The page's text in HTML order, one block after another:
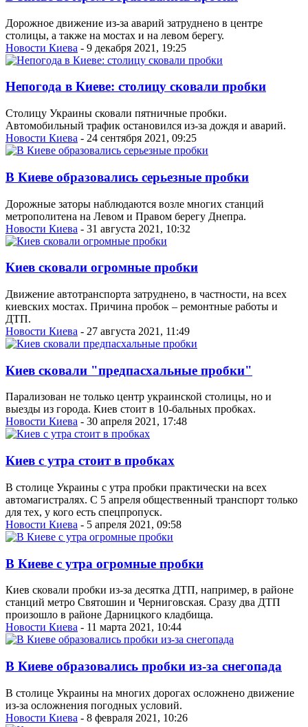
Дорожное движение из-за аварий затруднено в центре
столицы, а также на мостах и на левом берегу.
Новости Киева - 9 декабря 2021, 19:25
Непогода в Киеве: столицу сковали пробки
Столицу Украины сковали пятничные пробки.
Автомобильный трафик остановился из-за дождя и аварий.
Новости Киева - 24 сентября 2021, 09:25
В Киеве образовались серьезные пробки
Дорожные заторы наблюдаются возле многих станций
метрополитена на Левом и Правом берегу Днепра.
Новости Киева - 31 августа 2021, 10:32
Киев сковали огромные пробки
Движение автотранспорта затруднено, в частности, на всех
киевских мостах. Причина пробок – ремонтные работы и
ДТП.
Новости Киева - 27 августа 2021, 11:49
Киев сковали "предпасхальные пробки"
Парализован не только центр украинской столицы, но и
выезды из города. Киев стоит в 10-бальных пробках.
Новости Киева - 30 апреля 2021, 17:48
Киев с утра стоит в пробках
В столице Украины с утра пробки практически на всех
автомагистралях. С 5 апреля общественный транспорт только
для тех, у кого есть спецпропуск.
Новости Киева - 5 апреля 2021, 09:58
В Киеве с утра огромные пробки
Киев сковали пробки из-за десятка ДТП, например, в районе
станций метро Святошин и Черниговская. Сразу два ДТП
произошло в районе Дарницкого кладбища.
Новости Киева - 11 марта 2021, 10:44
В Киеве образовались пробки из-за снегопада
В столице Украины на многих дорогах осложнено движение
из-за осложнения погодных условий.
Новости Киева - 8 февраля 2021, 10:26